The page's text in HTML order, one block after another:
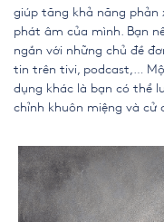
giúp tăng khả năng phản
phát âm của mình. Bạn
ngắn với những chủ đề
tin trên tivi, podcast,…
dụng khác là bạn có thể
chỉnh khuôn miệng và cử